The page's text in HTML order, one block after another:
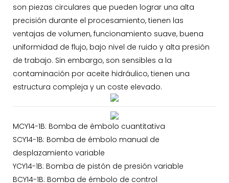
son piezas circulares que pueden lograr una alta
precisión durante el procesamiento, tienen las
ventajas de volumen, funcionamiento suave, buena
uniformidad de flujo, bajo nivel de ruido y alta presión
de trabajo. Sin embargo, son sensibles a la
contaminación por aceite hidráulico, tienen una
estructura compleja y un coste elevado.
MCY14-1B: Bomba de émbolo cuantitativa
SCY14-1B: Bomba de émbolo manual de
desplazamiento variable
YCY14-1B: Bomba de pistón de presión variable
BCY14-1B: Bomba de émbolo de control